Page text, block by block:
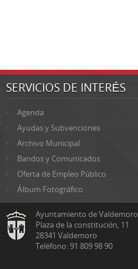
SERVICIOS DE INTERÉS
Agenda
Ayudas y Subvenciones
Archivo Municipal
Bandos y Comunicados
Oferta de Empleo Público
Álbum Fotográfico
Ayuntamiento de Valdemoro
Plaza de la constitución, 11
28341 Valdemoro
Teléfono: 91 809 98 90